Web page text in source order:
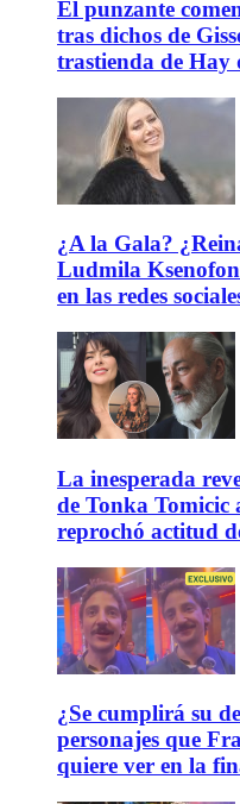
El punzante
tras dichos de
trastienda de Hay
¿A la Gala?
Ludmila
en las redes
La inesperada
de Tonka Tomicic
reprochó actitud
¿Se cumplirá su
personajes que
quiere ver en la